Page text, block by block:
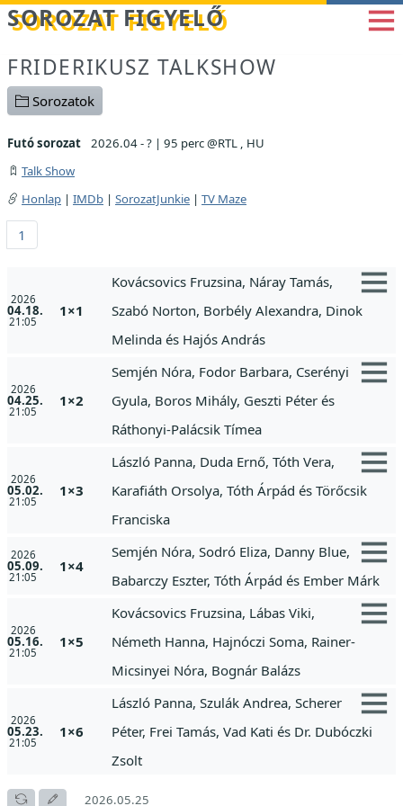
Betöltés...
SOROZAT FIGYELŐ
FRIDERIKUSZ TALKSHOW
Sorozatok
Futó sorozat 2026.04 - ? | 95 perc @RTL , HU
Talk Show
Honlap | IMDb | SorozatJunkie | TV Maze
1
2026
04.18.
21:05
1×1
Kovácsovics Fruzsina, Náray Tamás,
Szabó Norton, Borbély Alexandra, Dinok
Melinda és Hajós András
2026
04.25.
21:05
1×2
Semjén Nóra, Fodor Barbara, Cserényi
Gyula, Boros Mihály, Geszti Péter és
Ráthonyi-Palácsik Tímea
2026
05.02.
21:05
1×3
László Panna, Duda Ernő, Tóth Vera,
Karafiáth Orsolya, Tóth Árpád és Törőcsik
Franciska
2026
05.09.
21:05
1×4
Semjén Nóra, Sodró Eliza, Danny Blue,
Babarczy Eszter, Tóth Árpád és Ember Márk
2026
05.16.
21:05
1×5
Kovácsovics Fruzsina, Lábas Viki,
Németh Hanna, Hajnóczi Soma, Rainer-
Micsinyei Nóra, Bognár Balázs
2026
05.23.
21:05
1×6
László Panna, Szulák Andrea, Scherer
Péter, Frei Tamás, Vad Kati és Dr. Dubóczki
Zsolt
2026.05.25